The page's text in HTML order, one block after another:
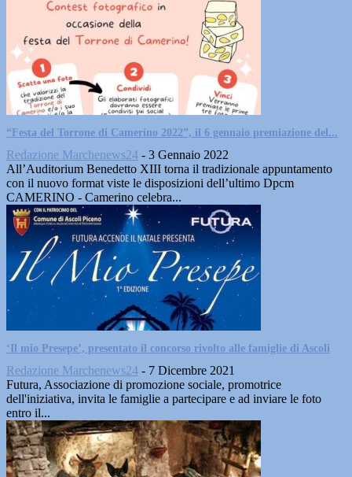
“Festa del Torrone di Camerino 2022”, il 6 gennaio premiazione del...
Redazione Marchenews24 - 3 Gennaio 2022
All’Auditorium Benedetto XIII torna il tradizionale appuntamento
con il nuovo format viste le disposizioni dell’ultimo Dpcm
CAMERINO - Camerino celebra...
‘Il mio Presepe’, presentato il concorso rivolto alle famiglie di Ascoli
Redazione Marchenews24 - 7 Dicembre 2021
Futura, Associazione di promozione sociale, promotrice
dell'iniziativa, invita le famiglie a partecipare e ad inviare le foto
entro il...